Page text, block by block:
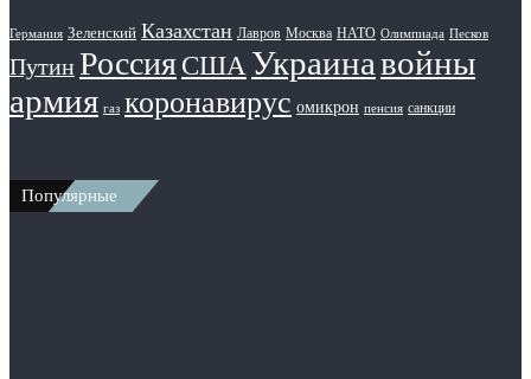
Германия Зеленский Казахстан Лавров Москва НАТО Олимпиада Песков
Путин РоссияСША Украинавойны
армия газ коронавирус омикрон пенсия санкции
Популярные